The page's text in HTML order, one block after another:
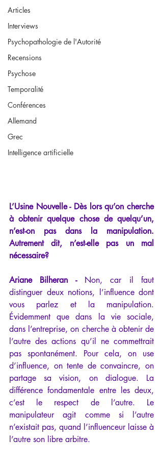
Articles
Interviews
Psychopathologie de l'Autorité
Recensions
Psychose
Temporalité
Conférences
Allemand
Grec
Intelligence artificielle
L’Usine Nouvelle - Dès lors qu’on cherche
à obtenir quelque chose de quelqu’un,
n’est-on pas dans la manipulation.
Autrement dit, n’est-elle pas un mal
nécessaire?
Ariane Bilheran - Non, car il faut
distinguer deux notions, l’influence dont
vous parlez et la manipulation.
Évidemment que dans la vie sociale,
dans l’entreprise, on cherche à obtenir de
l’autre des actions qu’il ne commettrait
pas spontanément. Pour cela, on use
d’influence, on tente de convaincre, on
partage sa vision, on dialogue. La
différence fondamentale entre les deux,
c’est le respect de l’autre. Le
manipulateur agit comme si l’autre
n’existait pas, quand l’influenceur laisse à
l’autre son libre arbitre.